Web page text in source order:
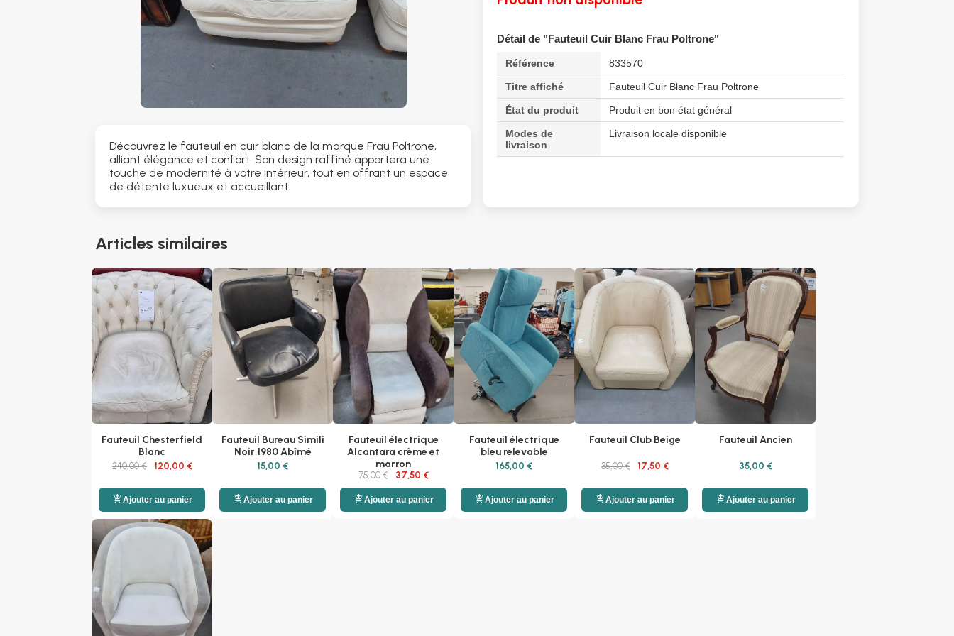
Découvrez le fauteuil en cuir blanc de la marque Frau Poltrone,
alliant élégance et confort. Son design raffiné apportera une
touche de modernité à votre intérieur, tout en offrant un espace
de détente luxueux et accueillant.
Détail de "Fauteuil Cuir Blanc Frau Poltrone"
Référence 833570
Titre affiché Fauteuil Cuir Blanc Frau Poltrone
État du produit Produit en bon état général
Modes de
livraison
Livraison locale disponible
Articles similaires
Fauteuil Chesterfield
Blanc
240,00 € 120,00 €
add_shopping_cartAjouter au panier
Fauteuil Bureau Simili
Noir 1980 Abîmé
15,00 €
add_shopping_cartAjouter au panier
Fauteuil électrique
Alcantara crème et
marron
75,00 € 37,50 €
add_shopping_cartAjouter au panier
Fauteuil électrique
bleu relevable
165,00 €
add_shopping_cartAjouter au panier
Fauteuil Club Beige
35,00 € 17,50 €
add_shopping_cartAjouter au panier
Fauteuil Ancien
35,00 €
add_shopping_cartAjouter au panier